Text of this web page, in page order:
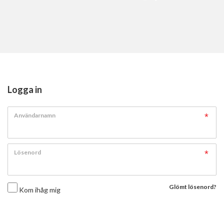
Logga in
Användarnamn
Lösenord
Kom ihåg mig Glömt lösenord?